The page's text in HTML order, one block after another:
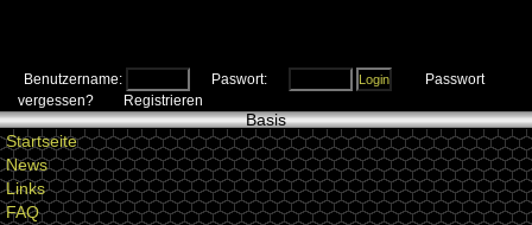
Benutzername: Paswort:
Passwort
vergessen?
Registrieren
Basis
Startseite
News
Links
FAQ